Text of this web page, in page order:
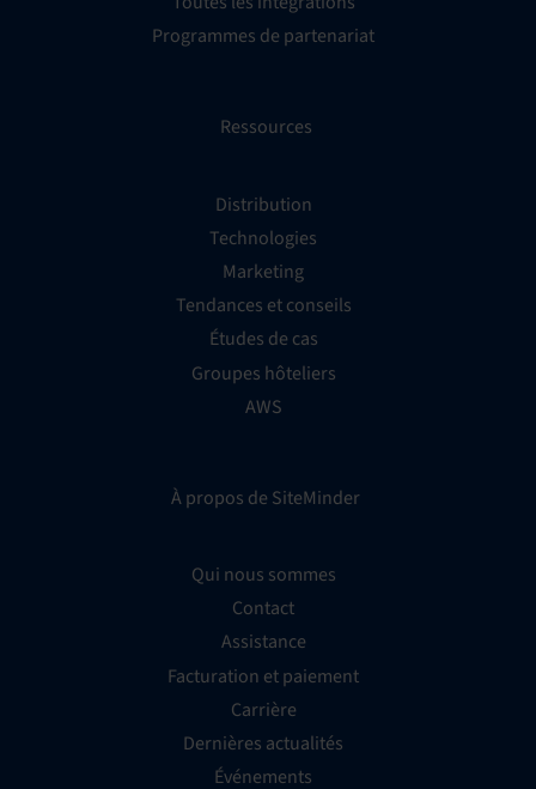
Programmes de partenariat
Ressources
Distribution
Technologies
Marketing
Tendances et conseils
Études de cas
Groupes hôteliers
AWS
À propos de SiteMinder
Qui nous sommes
Contact
Assistance
Facturation et paiement
Carrière
Dernières actualités
Événements